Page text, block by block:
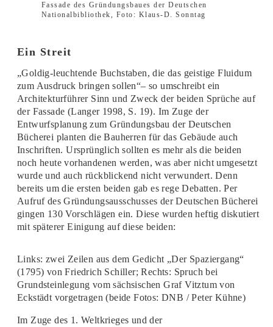
Fassade des Gründungsbaues der Deutschen
Nationalbibliothek, Foto: Klaus-D. Sonntag
Ein Streit
„Goldig-leuchtende Buchstaben, die das geistige Fluidum
zum Ausdruck bringen sollen“– so umschreibt ein
Architekturführer Sinn und Zweck der beiden Sprüche auf
der Fassade (Langer 1998, S. 19). Im Zuge der
Entwurfsplanung zum Gründungsbau der Deutschen
Bücherei planten die Bauherren für das Gebäude auch
Inschriften. Ursprünglich sollten es mehr als die beiden
noch heute vorhandenen werden, was aber nicht umgesetzt
wurde und auch rückblickend nicht verwundert. Denn
bereits um die ersten beiden gab es rege Debatten. Per
Aufruf des Gründungsausschusses der Deutschen Bücherei
gingen 130 Vorschlägen ein. Diese wurden heftig diskutiert
mit späterer Einigung auf diese beiden:
Links: zwei Zeilen aus dem Gedicht „Der Spaziergang“
(1795) von Friedrich Schiller; Rechts: Spruch bei
Grundsteinlegung vom sächsischen Graf Vitztum von
Eckstädt vorgetragen (beide Fotos: DNB / Peter Kühne)
Im Zuge des 1. Weltkrieges und der